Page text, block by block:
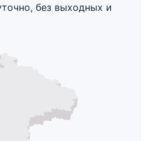
без выходных и